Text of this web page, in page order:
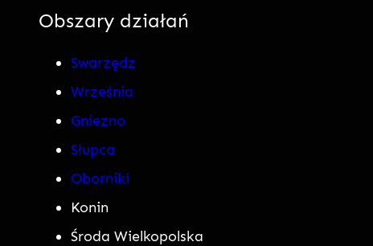
Obszary działań
Swarzędz
Września
Gniezno
Słupca
Oborniki
Konin
Środa Wielkopolska